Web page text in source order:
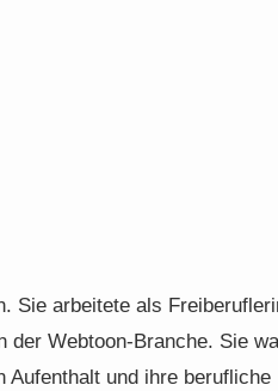
Sie arbeitete als
der Webtoon-Branche. Sie
Aufenthalt und ihre berufliche